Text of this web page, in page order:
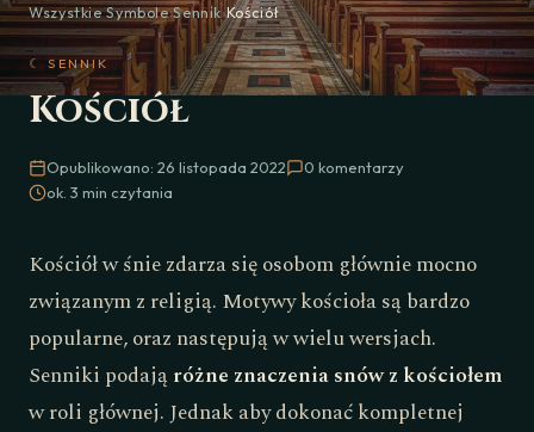
Wszystkie Symbole›Sennik›Kościół
☾ SENNIK
Kościół
Opublikowano: 26 listopada 2022
0 komentarzy
ok. 3 min czytania
Kościół w śnie zdarza się osobom głównie mocno
związanym z religią. Motywy kościoła są bardzo
popularne, oraz następują w wielu wersjach.
Senniki podają różne znaczenia snów z kościołem
w roli głównej. Jednak aby dokonać kompletnej